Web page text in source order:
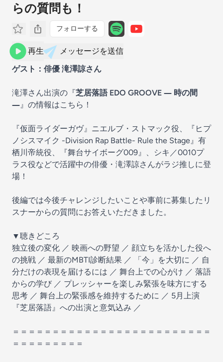
らの質問も！
フォローする
再生
メッセージを送信
ゲスト：俳優 滝澤諒さん
滝澤さん出演の『芝居落語 EDO GROOVE ― 時の間
―』の情報はこちら！
『仮面ライダーガヴ』ニエルブ・ストマック役、『ヒプ
ノシスマイク -Division Rap Battle- Rule the Stage』有
栖川帝統役、『舞台サイボーグ009』、シキ／0010プ
ラス役などで活躍中の俳優・滝澤諒さんがラジ推しに登
場！
後編では今後チャレンジしたいことや事前に募集したリ
スナーからの質問にお答えいただきました。
▼聴きどころ
独立後の変化 ／ 映画への野望 ／ 顔立ちを活かした役へ
の挑戦 ／ 最新のMBTI診断結果 ／ 「今」を大切に ／ 自
分だけの表現を届けるには ／ 舞台上での心がけ ／ 落語
からの学び ／ プレッシャーを楽しみ緊張を味方にする
思考 ／ 舞台上の緊張感を維持するために ／ 5月上演
『芝居落語』への出演と意気込み ／
＝＝＝＝＝＝＝＝＝＝＝＝＝＝＝＝＝＝＝＝＝＝＝＝＝
＝＝＝＝＝＝＝＝＝